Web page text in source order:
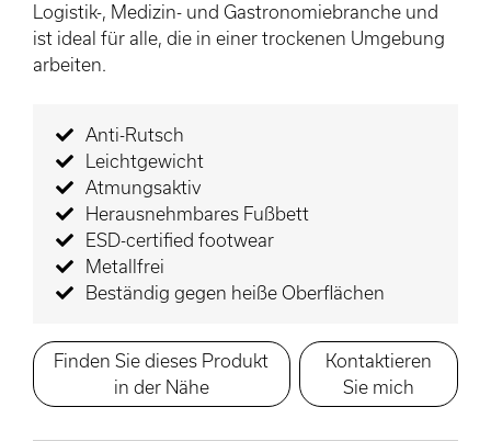
Logistik-, Medizin- und Gastronomiebranche und
ist ideal für alle, die in einer trockenen Umgebung
arbeiten.
Anti-Rutsch
Leichtgewicht
Atmungsaktiv
Herausnehmbares Fußbett
ESD-certified footwear
Metallfrei
Beständig gegen heiße Oberflächen
Finden Sie dieses Produkt
in der Nähe
Kontaktieren
Sie mich